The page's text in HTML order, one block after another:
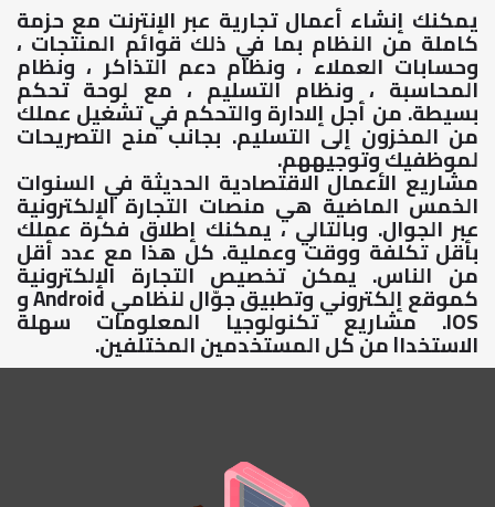
يمكنك إنشاء أعمال تجارية عبر الإنترنت مع حزمة
كاملة من النظام بما في ذلك قوائم المنتجات ،
وحسابات العملاء ، ونظام دعم التذاكر ، ونظام
المحاسبة ، ونظام التسليم ، مع لوحة تحكم
بسيطة. من أجل إلادارة والتحكم في تشغيل عملك
من المخزون إلى التسليم. بجانب منح التصريحات
لموظفيك وتوجيههم.
مشاريع الأعمال الاقتصادية الحديثة في السنوات
الخمس الماضية هي منصات التجارة الإلكترونية
عبر الجوال. وبالتالي ، يمكنك إطلاق فكرة عملك
بأقل تكلفة ووقت وعملية. كل هذا مع عدد أقل
من الناس. يمكن تخصيص التجارة الإلكترونية
كموقع إلكتروني وتطبيق جوّال لنظامي Android و
IOS. مشاريع تكنولوجيا المعلومات سهلة
الاستخداl من كل المستخدمين المختلفين.